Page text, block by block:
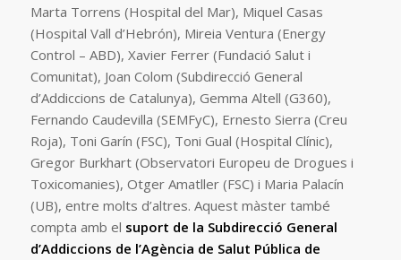
Marta Torrens (Hospital del Mar), Miquel Casas
(Hospital Vall d’Hebrón), Mireia Ventura (Energy
Control – ABD), Xavier Ferrer (Fundació Salut i
Comunitat), Joan Colom (Subdirecció General
d’Addiccions de Catalunya), Gemma Altell (G360),
Fernando Caudevilla (SEMFyC), Ernesto Sierra (Creu
Roja), Toni Garín (FSC), Toni Gual (Hospital Clínic),
Gregor Burkhart (Observatori Europeu de Drogues i
Toxicomanies), Otger Amatller (FSC) i Maria Palacín
(UB), entre molts d’altres. Aquest màster també
compta amb el suport de la Subdirecció General
d’Addiccions de l’Agència de Salut Pública de